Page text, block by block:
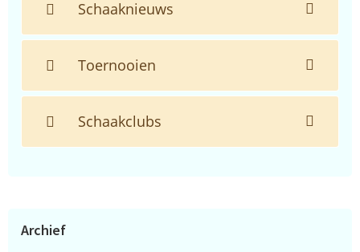
Schaaknieuws
Toernooien
Schaakclubs
Archief